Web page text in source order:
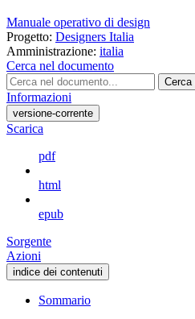
Manuale operativo di design
Progetto: Designers Italia
Amministrazione: italia
Cerca nel documento
Cerca
Informazioni
versione-corrente
Scarica
pdf
html
epub
Sorgente
Azioni
indice dei contenuti
Sommario